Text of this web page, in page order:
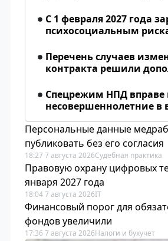
С 1 февраля 2027 года
психосоциальным
Перечень случаев
контракта решили
Спецрежим НПД вправе
несовершеннолетние в
Персональные данные
публиковать без его согласия
18:27 7 августа 2026Судебная практика
Правовую охрану цифровых
января 2027 года
18:04 7 августа 2026IT
Финансовый порог для
фондов увеличили
17:36 7 августа 2026Налоги и бухучет